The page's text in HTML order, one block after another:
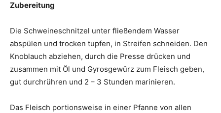
Zubereitung
Die Schweineschnitzel unter fließendem Wasser
abspülen und trocken tupfen, in Streifen schneiden. Den
Knoblauch abziehen, durch die Presse drücken und
zusammen mit Öl und Gyrosgewürz zum Fleisch geben,
gut durchrühren und 2 – 3 Stunden marinieren.
Das Fleisch portionsweise in einer Pfanne von allen